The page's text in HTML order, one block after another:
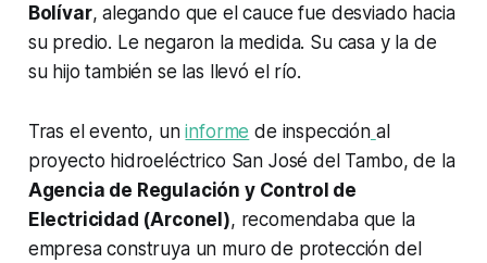
Bolívar, alegando que el cauce fue desviado hacia
su predio. Le negaron la medida. Su casa y la de
su hijo también se las llevó el río.
Tras el evento, uninforme de inspección al
proyecto hidroeléctrico San José del Tambo, de la
Agencia de Regulación y Control de
Electricidad (Arconel), recomendaba que la
empresa construya un muro de protección del